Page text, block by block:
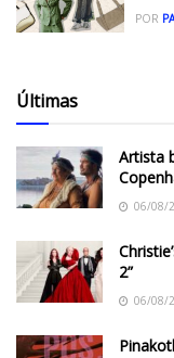
POR
Últimas
Artista
06/08/
2”
06/08/